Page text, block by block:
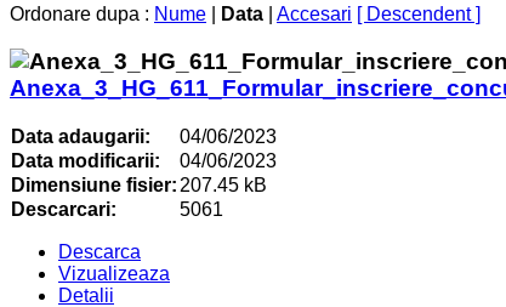
Ordonare dupa : Nume Data Accesari [ Descendent ]
Data adaugarii:
04/06/2023
Data modificarii:
04/06/2023
Dimensiune fisier: 207.45 kB
Descarcari:
5061
Descarca
Vizualizeaza
Detalii